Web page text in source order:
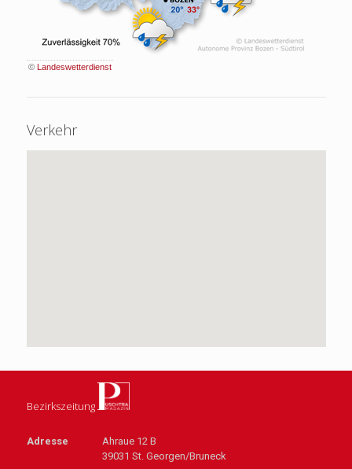
© Landeswetterdienst
Verkehr
Bezirkszeitung
Adresse
Ahraue 12 B
39031 St. Georgen/Bruneck